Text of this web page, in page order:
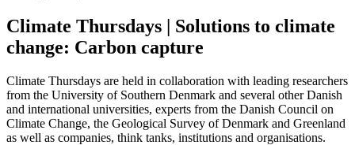
Climate Thursdays | Solutions to climate
change: Carbon capture
Climate Thursdays are held in collaboration with leading researchers
from the University of Southern Denmark and several other Danish
and international universities, experts from the Danish Council on
Climate Change, the Geological Survey of Denmark and Greenland
as well as companies, think tanks, institutions and organisations.